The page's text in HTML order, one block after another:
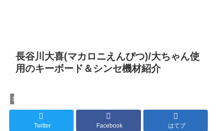
長谷川大喜(マカロニえんぴつ)/大ちゃん使
用のキーボード＆シンセ機材紹介
芸能
Twitter Facebook はてブ